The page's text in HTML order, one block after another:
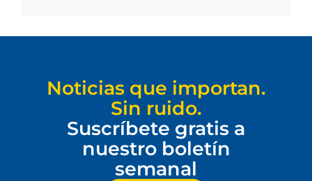
Noticias que importan.
Sin ruido.
Suscríbete gratis a
nuestro boletín
semanal